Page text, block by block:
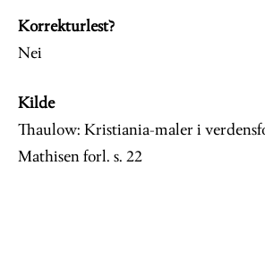
Korrekturlest?
Nei
Kilde
Thaulow: Kristiania-maler i
Mathisen forl. s. 22